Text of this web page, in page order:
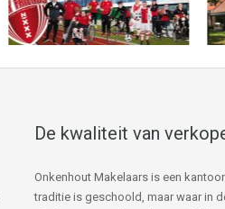
De kwaliteit van
Onkenhout Makelaars is een
traditie is geschoold, maar waar in